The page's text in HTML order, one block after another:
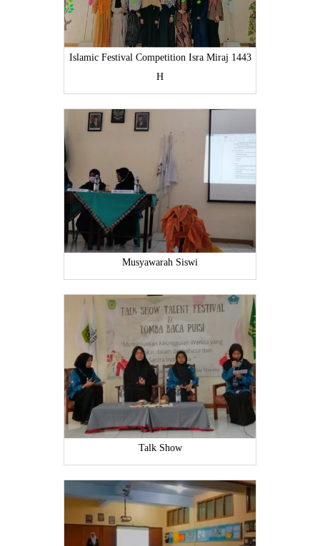
Islamic Festival Competition Isra Miraj 1443
H
Musyawarah Siswi
Talk Show